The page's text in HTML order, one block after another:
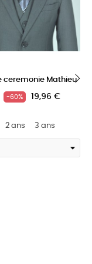
ceremonie Mathieu
-60% 19,96 €
2 ans 3 ans